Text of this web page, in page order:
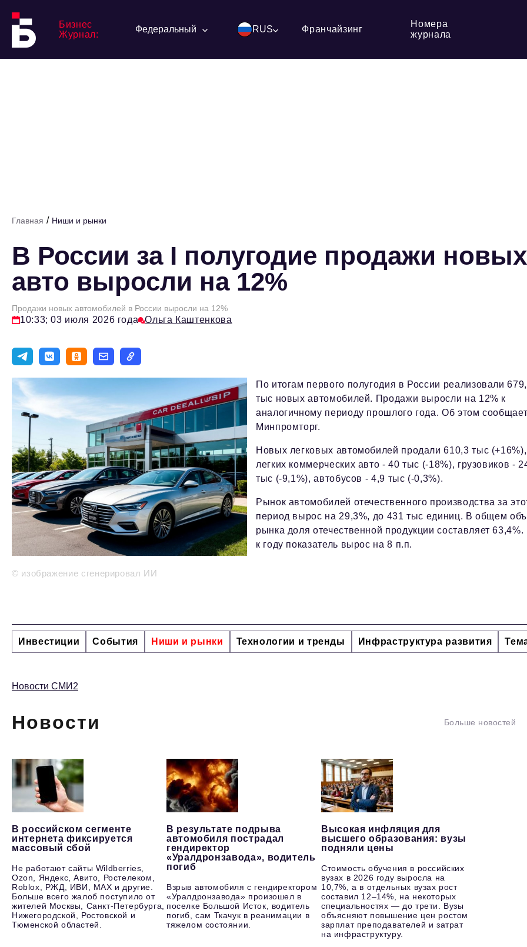
Бизнес
Журнал:
Федеральный RUS Франчайзинг
Номера
журнала
Главная / Ниши и рынки
В России за I полугодие продажи новых
авто выросли на 12%
Продажи новых автомобилей в России выросли на 12%
10:33; 03 июля 2026 года Ольга Каштенкова
© изображение сгенерировал ИИ
По итогам первого полугодия в России реализовали
тыс новых автомобилей. Продажи выросли на 12% к
аналогичному периоду прошлого года. Об этом сообщает
Минпромторг.
Новых легковых автомобилей продали 610,3 тыс (+16%),
легких коммерческих авто - 40 тыс (-18%), грузовиков -
тыс (-9,1%), автобусов - 4,9 тыс (-0,3%).
Рынок автомобилей отечественного производства за
период вырос на 29,3%, до 431 тыс единиц. В общем
рынка доля отечественной продукции составляет 63,4%.
к году показатель вырос на 8 п.п.
Инвестиции События Ниши и рынки Технологии и тренды Инфраструктура развития
Новости СМИ2
Новости Больше новостей
В российском сегменте
интернета фиксируется
массовый сбой
Не работают сайты Wildberries,
Ozon, Яндекс, Авито, Ростелеком,
Roblox, РЖД, ИВИ, MAX и другие.
Больше всего жалоб поступило от
жителей Москвы, Санкт-Петербурга,
Нижегородской, Ростовской и
Тюменской областей.
В результате подрыва
автомобиля пострадал
гендиректор
«Уралдронзавода», водитель
погиб
Взрыв автомобиля с гендиректором
«Уралдронзавода» произошел в
поселке Большой Исток, водитель
погиб, сам Ткачук в реанимации в
тяжелом состоянии.
Высокая инфляция для
высшего образования: вузы
подняли цены
Стоимость обучения в российских
вузах в 2026 году выросла на
10,7%, а в отдельных вузах рост
составил 12–14%, на некоторых
специальностях — до трети. Вузы
объясняют повышение цен ростом
зарплат преподавателей и затрат
на инфраструктуру.